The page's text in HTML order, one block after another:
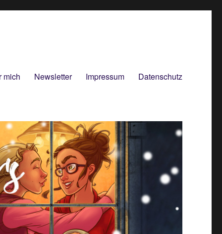
mich Newsletter Impressum Datenschutz